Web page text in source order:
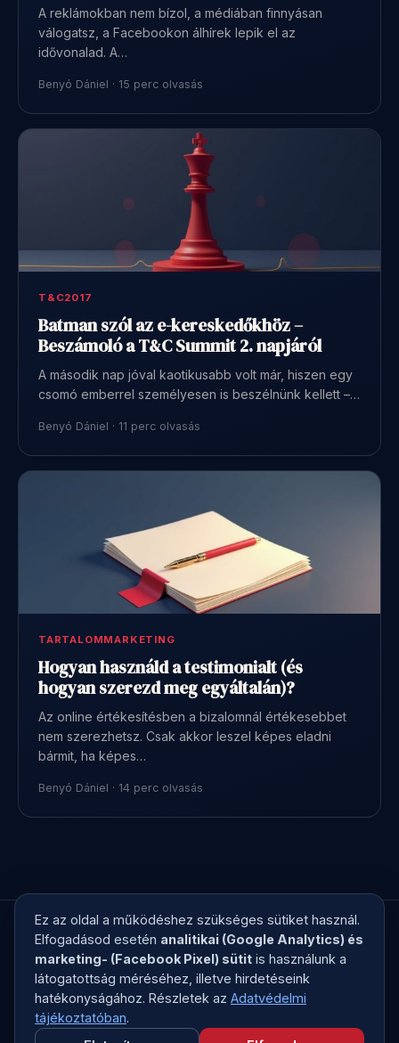
A reklámokban nem bízol, a médiában finnyásan
válogatsz, a Facebookon álhírek lepik el az
idővonalad. A…
Benyó Dániel · 15 perc olvasás
T&C2017
Batman szól az e-kereskedőkhöz –
Beszámoló a T&C Summit 2. napjáról
A második nap jóval kaotikusabb volt már, hiszen egy
csomó emberrel személyesen is beszélnünk kellett –…
Benyó Dániel · 11 perc olvasás
TARTALOMMARKETING
Hogyan használd a testimonialt (és
hogyan szerezd meg egyáltalán)?
Az online értékesítésben a bizalomnál értékesebbet
nem szerezhetsz. Csak akkor leszel képes eladni
bármit, ha képes…
Benyó Dániel · 14 perc olvasás
© 2026 Kreatív Kontroll · Megírjuk a
marketingszövegedet, ami elad
Ez az oldal a működéshez szükséges sütiket használ.
Elfogadásod esetén analitikai (Google Analytics) és
marketing- (Facebook Pixel) sütit is használunk a
látogatottság méréséhez, illetve hirdetéseink
hatékonyságához. Részletek az Adatvédelmi
tájékoztatóban.